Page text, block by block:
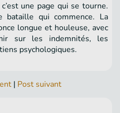
une page qui se tourne.
bataille qui commence. La
longue et houleuse, avec
sur les indemnités, les
psychologiques.
| Post suivant